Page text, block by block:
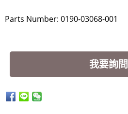
Parts Number: 0190-03068-001
我要詢問